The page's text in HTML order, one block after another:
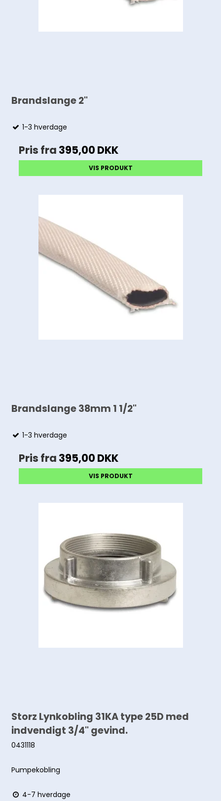
Brandslange 2"
1-3 hverdage
Pris fra 395,00 DKK
VIS PRODUKT
Brandslange 38mm 1 1/2"
1-3 hverdage
Pris fra 395,00 DKK
VIS PRODUKT
Storz Lynkobling 31KA type 25D med
indvendigt 3/4" gevind.
0431118
Pumpekobling
4-7 hverdage